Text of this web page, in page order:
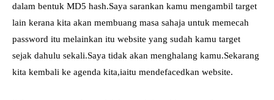
dalam bentuk MD5 hash.Saya sarankan kamu mengambil target
lain kerana kita akan membuang masa sahaja untuk memecah
password itu melainkan itu website yang sudah kamu target
sejak dahulu sekali.Saya tidak akan menghalang kamu.Sekarang
kita kembali ke agenda kita,iaitu mendefacedkan website.